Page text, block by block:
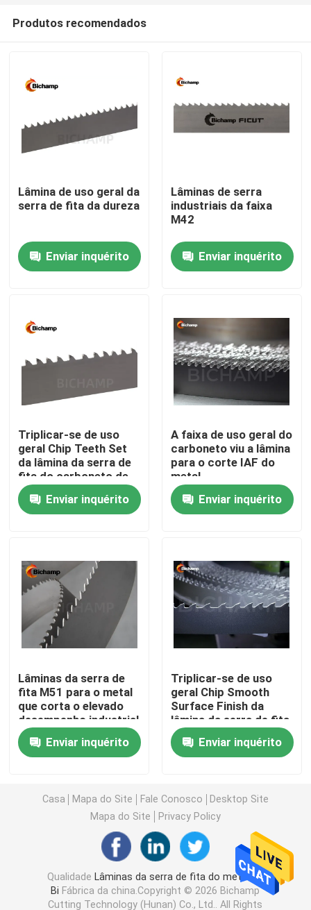
Casa
Produtos
Excursão da fábrica
Notícia
Peça umas citações
Lâminas derrubadas carboneto da serra de fita
Lâmina de uso geral da serra de fita
Lâminas industriais da serra de fita
Lâminas da serra de fita do corte do metal
Lâmina de corte de alumínio da serra de fita
Lâminas de corte de madeira da serra de fita
Lâminas de aço inoxidável da serra de fita
Produtos recomendados
Lâmina de uso geral da
serra de fita da dureza
Enviar inquérito
Lâminas de serra
industriais da faixa
M42
Enviar inquérito
Triplicar-se de uso
geral Chip Teeth Set
da lâmina da serra de
fita do carboneto de
CB-MP
Enviar inquérito
A faixa de uso geral do
carboneto viu a lâmina
para o corte IAF do
metal
Enviar inquérito
Lâminas da serra de
fita M51 para o metal
que corta o elevado
desempenho industrial
Enviar inquérito
Triplicar-se de uso
geral Chip Smooth
Surface Finish da
lâmina da serra de fita
do titânio
Enviar inquérito
Casa Mapa do Site Fale Conosco
Desktop Site
Mapa do Site
Privacy Policy
Qualidade Lâminas da serra de fita do metal do
Bi Fábrica da china.Copyright © 2026 Bichamp
Cutting Technology (Hunan) Co., Ltd.. All Rights